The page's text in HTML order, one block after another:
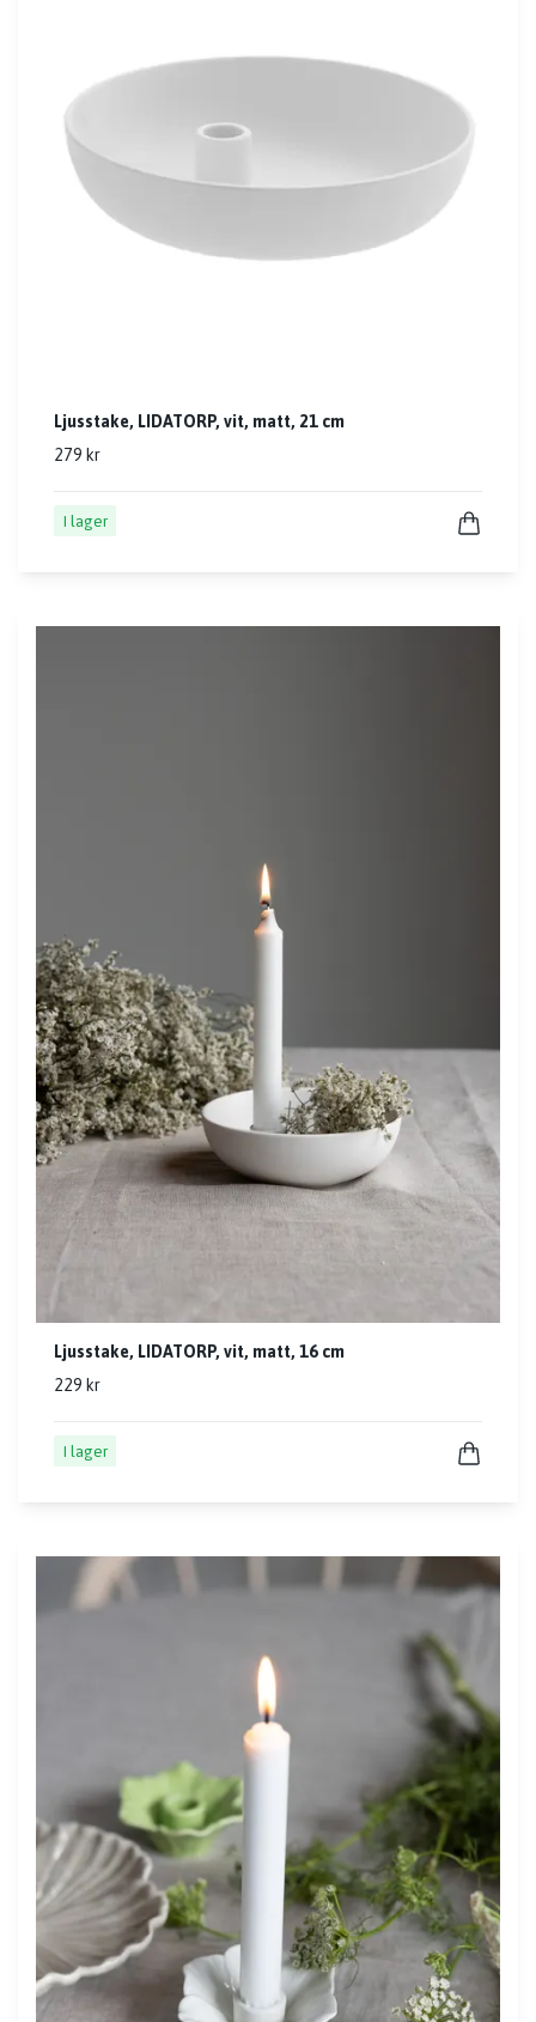
Ljusstake, LIDATORP, vit, matt, 21 cm
279 kr
I lager
Ljusstake, LIDATORP, vit, matt, 16 cm
229 kr
I lager